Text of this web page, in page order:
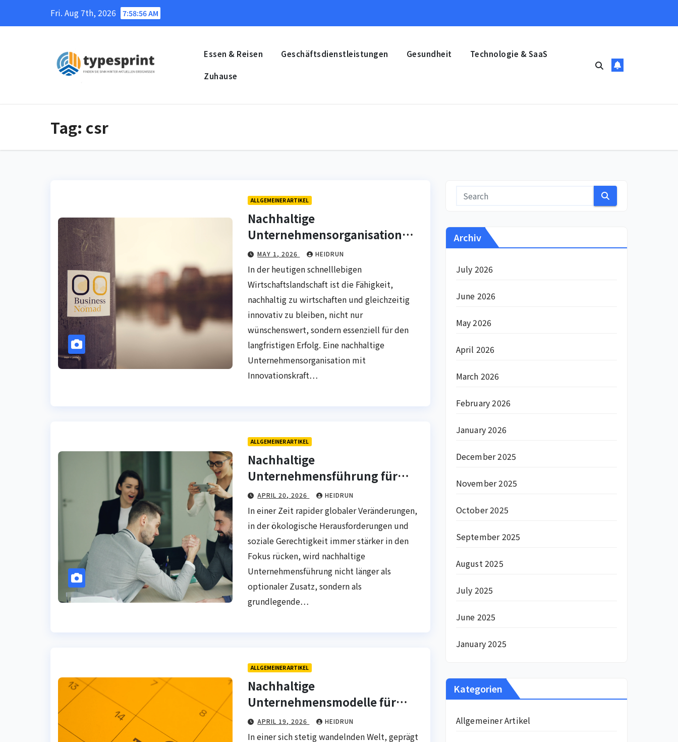
Fri. Aug 7th, 2026 7:58:57 AM
Essen & Reisen Geschäftsdienstleistungen Gesundheit Technologie & SaaS
Zuhause
Tag: csr
ALLGEMEINER ARTIKEL
Nachhaltige
Unternehmensorganisation
mit Innovationskraft
MAY 1, 2026 HEIDRUN
In der heutigen schnelllebigen
Wirtschaftslandschaft ist die Fähigkeit,
nachhaltig zu wirtschaften und gleichzeitig
innovativ zu bleiben, nicht nur
wünschenswert, sondern essenziell für den
langfristigen Erfolg. Eine nachhaltige
Unternehmensorganisation mit
Innovationskraft…
ALLGEMEINER ARTIKEL
Nachhaltige
Unternehmensführung für
moderne Wirtschaft
APRIL 20, 2026 HEIDRUN
In einer Zeit rapider globaler Veränderungen,
in der ökologische Herausforderungen und
soziale Gerechtigkeit immer stärker in den
Fokus rücken, wird nachhaltige
Unternehmensführung nicht länger als
optionaler Zusatz, sondern als
grundlegende…
ALLGEMEINER ARTIKEL
Nachhaltige
Unternehmensmodelle für
langfristige Stabilität
APRIL 19, 2026 HEIDRUN
In einer sich stetig wandelnden Welt, geprägt
Archiv
July 2026
June 2026
May 2026
April 2026
March 2026
February 2026
January 2026
December 2025
November 2025
October 2025
September 2025
August 2025
July 2025
June 2025
January 2025
Kategorien
Allgemeiner Artikel